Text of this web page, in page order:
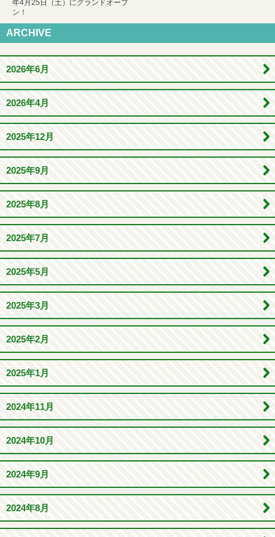
年4月25日（土）にグランドオープ
ン！
ARCHIVE
2026年6月
2026年4月
2025年12月
2025年9月
2025年8月
2025年7月
2025年5月
2025年3月
2025年2月
2025年1月
2024年11月
2024年10月
2024年9月
2024年8月